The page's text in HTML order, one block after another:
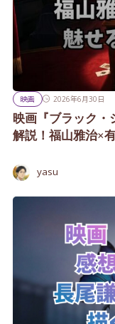
映画 2026年6月30日
映画『ブラック・
解説！福山雅治×
yasu